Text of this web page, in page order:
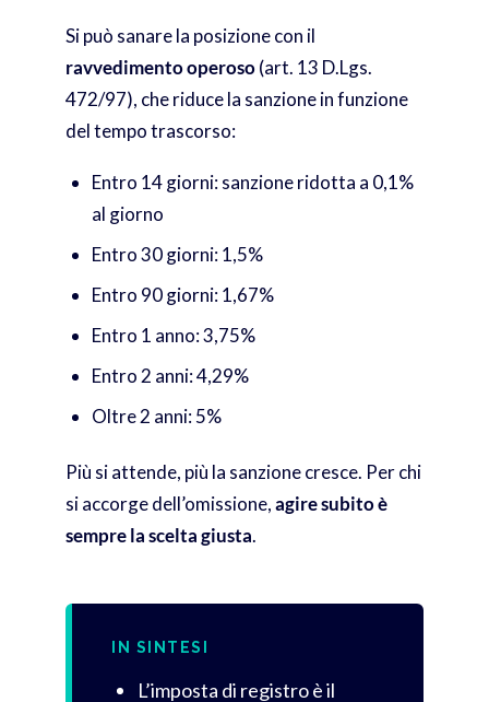
Si può sanare la posizione con il
ravvedimento operoso(art. 13 D.Lgs.
472/97), che riduce la sanzione in funzione
del tempo trascorso:
Entro 14 giorni: sanzione ridotta a 0,1%
al giorno
Entro 30 giorni: 1,5%
Entro 90 giorni: 1,67%
Entro 1 anno: 3,75%
Entro 2 anni: 4,29%
Oltre 2 anni: 5%
Più si attende, più la sanzione cresce. Per chi
si accorge dell’omissione,agire subito è
sempre la scelta giusta.
IN SINTESI
L’imposta di registro è il